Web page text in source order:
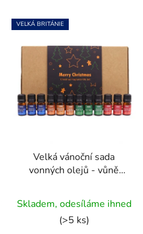
VELKÁ BRITÁNIE
Velká vánoční sada
vonných olejů - vůně
hodnocení
produktu
Skladem, odesíláme ihned
(>5 ks)